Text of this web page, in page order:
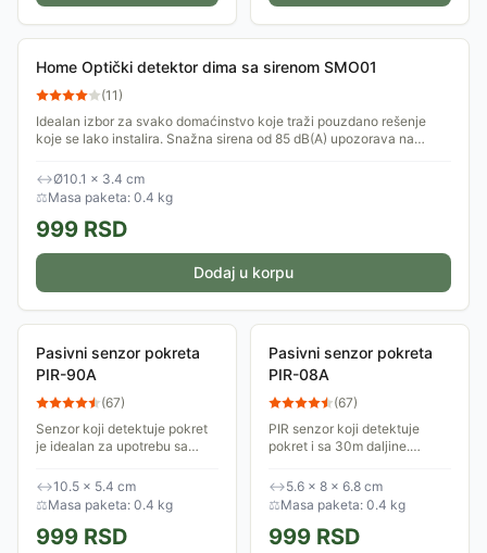
Home Optički detektor dima sa sirenom SMO01
(11)
Idealan izbor za svako domaćinstvo koje traži pouzdano rešenje
koje se lako instalira. Snažna sirena od 85 dB(A) upozorava na
↔Ø10.1 × 3.4 cm
⚖Masa paketa: 0.4 kg
999 RSD
Dodaj u korpu
Pasivni senzor pokreta
PIR-90A
(67)
Senzor koji detektuje pokret
je idealan za upotrebu sa
detekcije pokreta, vreme rada
i osetljivost na svetlo.
↔10.5 × 5.4 cm
⚖Masa paketa: 0.4 kg
999 RSD
Pasivni senzor pokreta
PIR-08A
(67)
PIR senzor koji detektuje
pokret i sa 30m daljine.
lampama. Podesivo vreme
rada i osetljivost na svetlo.
↔5.6 × 8 × 6.8 cm
⚖Masa paketa: 0.4 kg
999 RSD